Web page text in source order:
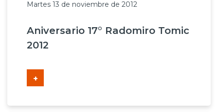
Martes 13 de noviembre de 2012
Aniversario 17° Radomiro Tomic
2012
+